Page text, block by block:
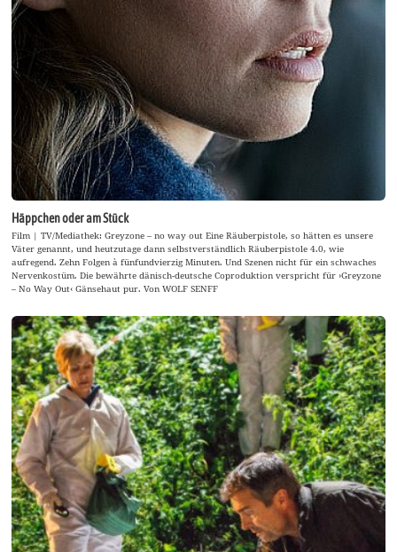
Häppchen oder am Stück
Film | TV/Mediathek: Greyzone – no way out Eine Räuberpistole, so hätten es unsere
Väter genannt, und heutzutage dann selbstverständlich Räuberpistole 4.0, wie
aufregend. Zehn Folgen à fünfundvierzig Minuten. Und Szenen nicht für ein schwaches
Nervenkostüm. Die bewährte dänisch-deutsche Coproduktion verspricht für ›Greyzone
– No Way Out‹ Gänsehaut pur. Von WOLF SENFF